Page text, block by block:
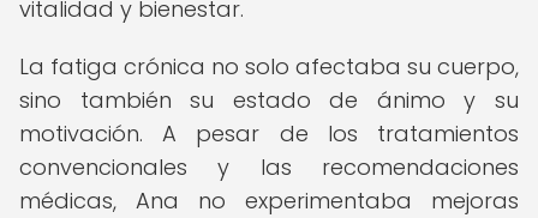
vitalidad y bienestar.
La fatiga crónica no solo afectaba su cuerpo,
sino también su estado de ánimo y su
motivación. A pesar de los tratamientos
convencionales y las recomendaciones
médicas, Ana no experimentaba mejoras